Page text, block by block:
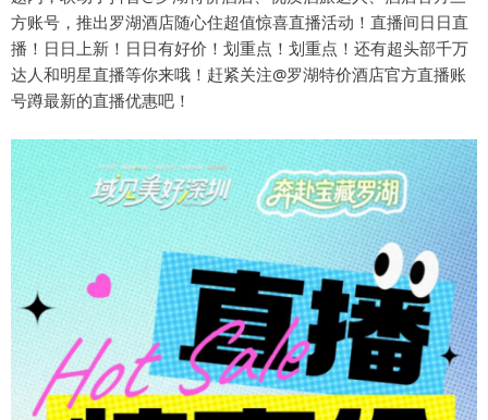
方账号，推出罗湖酒店随心住超值惊喜直播活动！直播间日日直
播！日日上新！日日有好价！划重点！划重点！还有超头部千万
达人和明星直播等你来哦！赶紧关注@罗湖特价酒店官方直播账
号蹲最新的直播优惠吧！